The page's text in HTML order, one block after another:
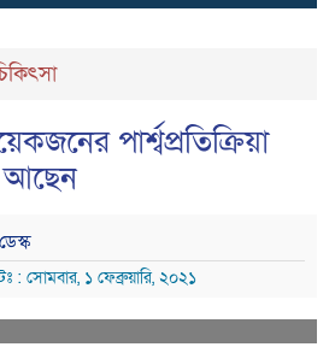
পার্শ্বপ্রতিক্রিয়া
আছেন
: সোমবার, ১ ফেব্রুয়ারি, ২০২১